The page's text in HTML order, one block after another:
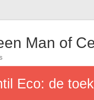
Man of
Eco: de